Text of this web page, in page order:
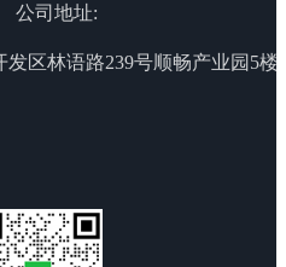
公司地址:
区林语路239号顺畅产业园5楼